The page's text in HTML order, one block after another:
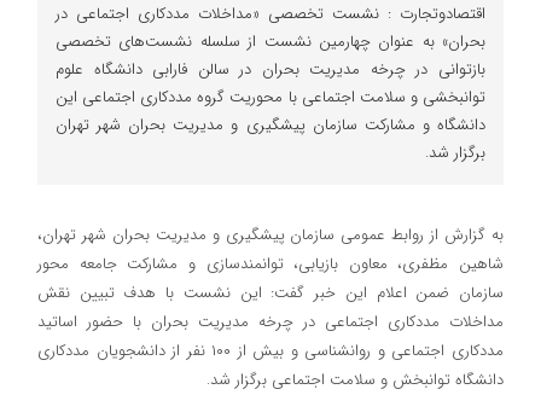
اقتصادوتجارت : نشست تخصصی «مداخلات مددکاری اجتماعی در
بحران» به عنوان چهارمین نشست از سلسله نشست‌های تخصصی
بازتوانی در چرخه مدیریت بحران در سالن فارابی دانشگاه علوم
توانبخشی و سلامت اجتماعی با محوریت گروه مددکاری اجتماعی این
دانشگاه و مشارکت سازمان پیشگیری و مدیریت بحران شهر تهران
برگزار شد.
به گزارش از روابط عمومی سازمان پیشگیری و مدیریت بحران شهر تهران،
شاهین مظفری، معاون بازیابی، توانمندسازی و مشارکت جامعه محور
سازمان ضمن اعلام این خبر گفت: این نشست با هدف تبیین نقش
مداخلات مددکاری اجتماعی در چرخه مدیریت بحران با حضور اساتید
مددکاری اجتماعی و روانشناسی و بیش از ۱۰۰ نفر از دانشجویان مددکاری
دانشگاه توانبخش و سلامت اجتماعی برگزار شد.